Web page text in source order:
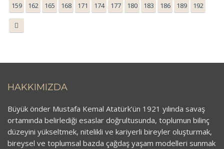
159 162 165 168 171 174 177 180 183 186 189 192
HAKKIMIZDA
Büyük önder Mustafa Kemal Atatürk’ün 1921 yılında savaş
ortamında belirlediği esaslar doğrultusunda, toplumun bilinç
düzeyini yükseltmek, nitelikli ve kariyerli bireyler oluşturmak,
bireysel ve toplumsal bazda çağdaş yaşam modelleri sunmak